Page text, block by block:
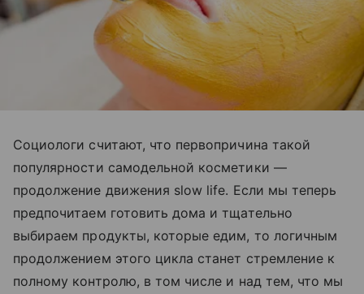
Социологи считают, что первопричина такой
популярности самодельной косметики —
продолжение движения slow life. Если мы теперь
предпочитаем готовить дома и тщательно
выбираем продукты, которые едим, то логичным
продолжением этого цикла станет стремление к
полному контролю, в том числе и над тем, что мы